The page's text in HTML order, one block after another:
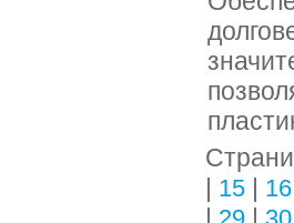
| 15 | 16